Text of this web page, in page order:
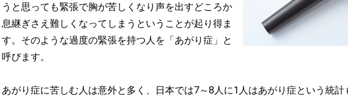
うと思っても緊張で胸が苦しくなり声を出すどころか
息継ぎさえ難しくなってしまうということが起り得ま
す。そのような過度の緊張を持つ人を「あがり症」と
呼びます。
あがり症に苦しむ人は意外と多く、日本では7～8人に1人はあがり症という統計